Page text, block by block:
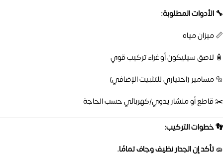
🔧 الأدوات المطلوبة:
📏 ميزان مياه
🧴 لاصق سيليكون أو غراء تركيب قوي
🔩 مسامير (اختياري للتثبيت الإضافي)
✂️ قاطع أو منشار يدوي/كهربائي حسب الحاجة
👣 خطوات التركيب:
🧽تأكد إن الجدار نظيف وجاف تمامًا.